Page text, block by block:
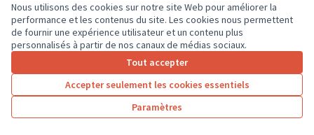
Nous utilisons des cookies sur notre site Web pour améliorer la
performance et les contenus du site. Les cookies nous permettent
de fournir une expérience utilisateur et un contenu plus
personnalisés à partir de nos canaux de médias sociaux.
Tout accepter
Accepter seulement les cookies essentiels
Paramètres